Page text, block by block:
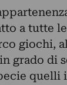
a tutte
giochi,
grado di
quelli